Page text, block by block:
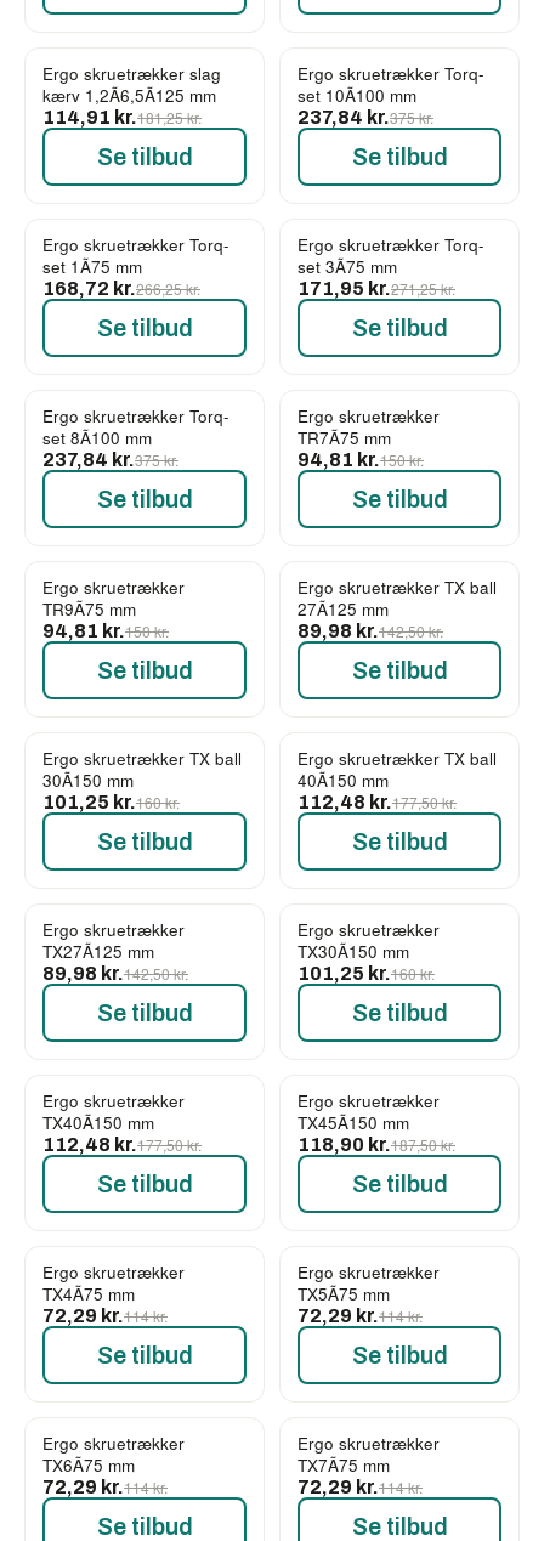
-37%
Ergo skruetrækker slag
kærv 1,2Ã6,5Ã125 mm
114,91 kr.181,25 kr.
Se tilbud
-37%
Ergo skruetrækker Torq-
set 10Ã100 mm
237,84 kr.375 kr.
Se tilbud
-37%
Ergo skruetrækker Torq-
set 1Ã75 mm
168,72 kr.266,25 kr.
Se tilbud
-37%
Ergo skruetrækker Torq-
set 3Ã75 mm
171,95 kr.271,25 kr.
Se tilbud
-37%
Ergo skruetrækker Torq-
set 8Ã100 mm
237,84 kr.375 kr.
Se tilbud
-37%
Ergo skruetrækker
TR7Ã75 mm
94,81 kr.150 kr.
Se tilbud
-37%
Ergo skruetrækker
TR9Ã75 mm
94,81 kr.150 kr.
Se tilbud
-37%
Ergo skruetrækker TX ball
27Ã125 mm
89,98 kr.142,50 kr.
Se tilbud
-37%
Ergo skruetrækker TX ball
30Ã150 mm
101,25 kr.160 kr.
Se tilbud
-37%
Ergo skruetrækker TX ball
40Ã150 mm
112,48 kr.177,50 kr.
Se tilbud
-37%
Ergo skruetrækker
TX27Ã125 mm
89,98 kr.142,50 kr.
Se tilbud
-37%
Ergo skruetrækker
TX30Ã150 mm
101,25 kr.160 kr.
Se tilbud
-37%
Ergo skruetrækker
TX40Ã150 mm
112,48 kr.177,50 kr.
Se tilbud
-37%
Ergo skruetrækker
TX45Ã150 mm
118,90 kr.187,50 kr.
Se tilbud
-37%
Ergo skruetrækker
TX4Ã75 mm
72,29 kr.114 kr.
Se tilbud
-37%
Ergo skruetrækker
TX5Ã75 mm
72,29 kr.114 kr.
Se tilbud
-37%
Ergo skruetrækker
TX6Ã75 mm
72,29 kr.114 kr.
Se tilbud
-37%
Ergo skruetrækker
TX7Ã75 mm
72,29 kr.114 kr.
Se tilbud